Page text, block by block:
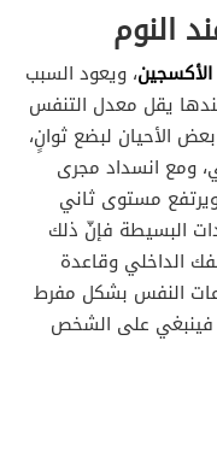
النوم
، ويعود السبب
يقل معدل التنفس
الأحيان لبضع ثوانٍ،
ومع انسداد مجرى
مستوى ثاني
البسيطة فإنّ ذلك
الداخلي وقاعدة
النفس بشكل مفرط
فينبغي على الشخص